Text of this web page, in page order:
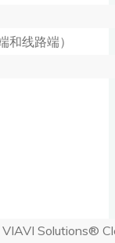
和线路端）
Solutions®